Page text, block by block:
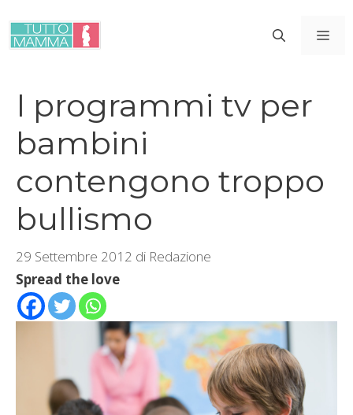
contenuto
I programmi tv per
bambini
contengono troppo
bullismo
29 Settembre 2012 di Redazione
Spread the love